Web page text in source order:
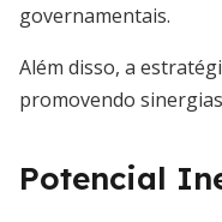
governamentais.
Além disso, a
promovendo
Potencial